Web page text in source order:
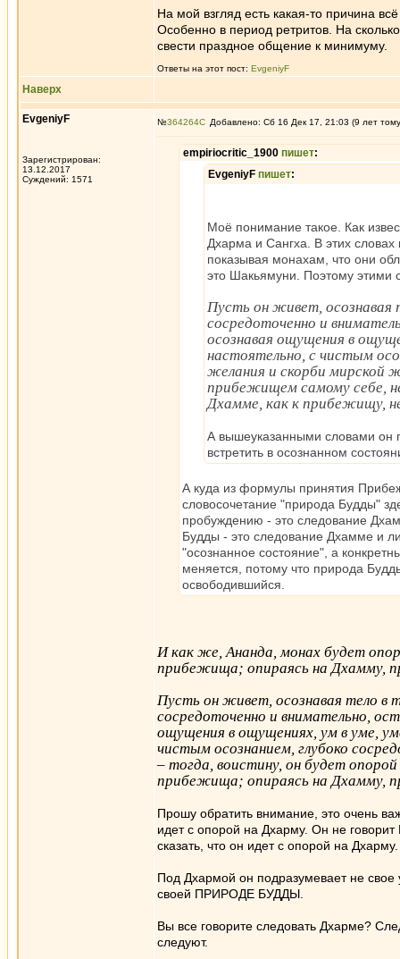
На мой взгляд есть какая-то причина
Особенно в период ретритов. На
свести праздное общение к минимуму.
Ответы на этот пост: EvgeniyF
Наверх
EvgeniyF
Зарегистрирован:
13.12.2017
Суждений: 1571
№364264 Добавлено: Сб 16 Дек 17, 21:03 (9 лет
empiriocritic_1900 пишет:
EvgeniyF пишет:
Моё понимание такое. Как
Дхарма и Сангха. В этих
показывая монахам, что они
это Шакьямуни. Поэтому этими
Пусть он живет, осознавая
сосредоточенно и
осознавая ощущения в
настоятельно, с чистым
желания и скорби мирской
прибежищем самому себе,
Дхамме, как к прибежищу,
А вышеуказанными словами он
встретить в осознанном
А куда из формулы принятия
словосочетание "природа Будды"
пробуждению - это следование
Будды - это следование Дхамме и
"осознанное состояние", а
меняется, потому что природа
освободившийся.
И как же, Ананда, монах будет
прибежища; опираясь на Дхамму,
Пусть он живет, осознавая тело в
сосредоточенно и внимательно,
ощущения в ощущениях, ум в уме,
чистым осознанием, глубоко
– тогда, воистину, он будет
прибежища; опираясь на Дхамму,
Прошу обратить внимание, это очень
идет с опорой на Дхарму. Он не
сказать, что он идет с опорой на Дхарму.
Под Дхармой он подразумевает не
своей ПРИРОДЕ БУДДЫ.
Вы все говорите следовать Дхарме?
следуют.